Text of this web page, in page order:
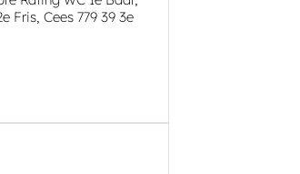
Fris, Cees 779 39 3e